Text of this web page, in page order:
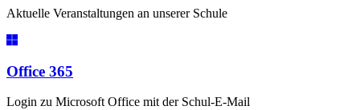
Aktuelle Veranstaltungen an unserer Schule
Office 365
Login zu Microsoft Office mit der Schul-E-Mail